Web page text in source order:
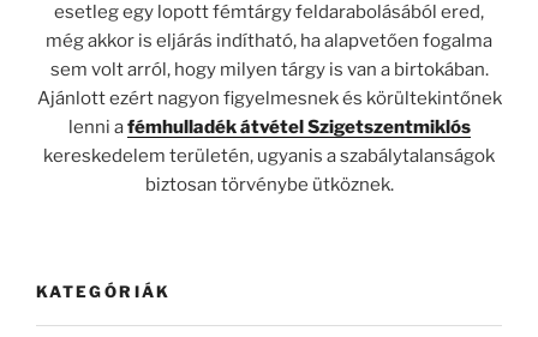
esetleg egy lopott fémtárgy feldarabolásából ered,
még akkor is eljárás indítható, ha alapvetően fogalma
sem volt arról, hogy milyen tárgy is van a birtokában.
Ajánlott ezért nagyon figyelmesnek és körültekintőnek
lenni afémhulladék átvétel Szigetszentmiklós
kereskedelem területén, ugyanis a szabálytalanságok
biztosan törvénybe ütköznek.
KATEGÓRIÁK